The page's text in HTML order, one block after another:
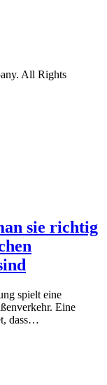
All Rights
sie richtig
spielt eine
Eine
dass…